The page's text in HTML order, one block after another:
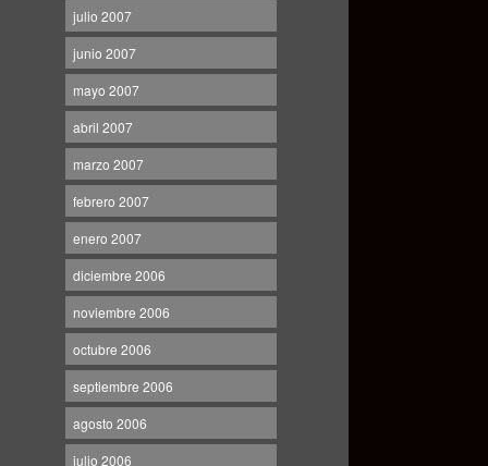
julio 2007
junio 2007
mayo 2007
abril 2007
marzo 2007
febrero 2007
enero 2007
diciembre 2006
noviembre 2006
octubre 2006
septiembre 2006
agosto 2006
julio 2006